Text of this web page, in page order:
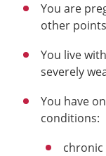
You are
other
You live
severely
You have
conditions:
chronic